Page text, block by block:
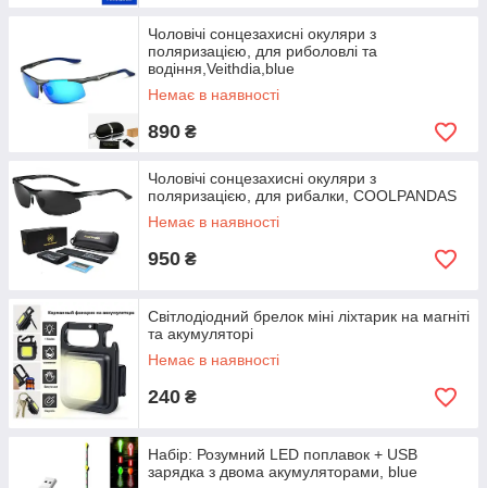
Чоловічі сонцезахисні окуляри з
поляризацією, для риболовлі та
водіння,Veithdia,blue
Немає в наявності
890 ₴
Чоловічі сонцезахисні окуляри з
поляризацією, для рибалки, COOLPANDAS
Немає в наявності
950 ₴
Світлодіодний брелок міні ліхтарик на магніті
та акумуляторі
Немає в наявності
240 ₴
Набір: Розумний LED поплавок + USB
зарядка з двома акумуляторами, blue